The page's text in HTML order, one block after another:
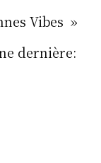
Vibes »
dernière: